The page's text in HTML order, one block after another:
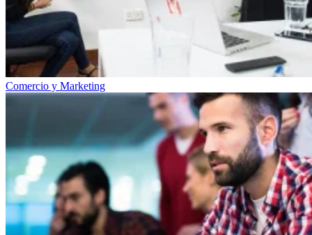
Comercio y Marketing